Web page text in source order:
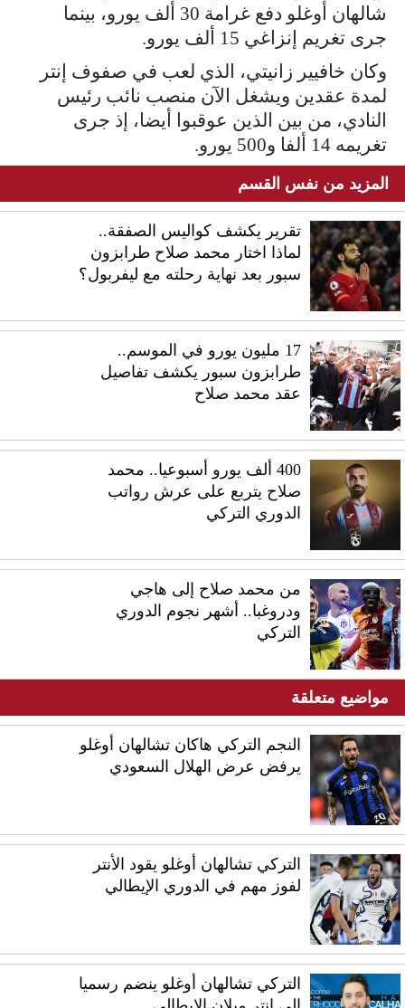
شالهان أوغلو دفع غرامة 30 ألف يورو، بينما
جرى تغريم إنزاغي 15 ألف يورو.
وكان خافيير زانيتي، الذي لعب في صفوف إنتر
لمدة عقدين ويشغل الآن منصب نائب رئيس
النادي، من بين الذين عوقبوا أيضا، إذ جرى
تغريمه 14 ألفا و500 يورو.
المزيد من نفس القسم
تقرير يكشف كواليس الصفقة..
لماذا اختار محمد صلاح طرابزون
سبور بعد نهاية رحلته مع ليفربول؟
17 مليون يورو في الموسم..
طرابزون سبور يكشف تفاصيل
عقد محمد صلاح
400 ألف يورو أسبوعيا.. محمد
صلاح يتربع على عرش رواتب
الدوري التركي
من محمد صلاح إلى هاجي
ودروغبا.. أشهر نجوم الدوري
التركي
مواضيع متعلقة
النجم التركي هاكان تشالهان أوغلو
يرفض عرض الهلال السعودي
التركي تشالهان أوغلو يقود الأنتر
لفوز مهم في الدوري الإيطالي
التركي تشالهان أوغلو ينضم رسميا